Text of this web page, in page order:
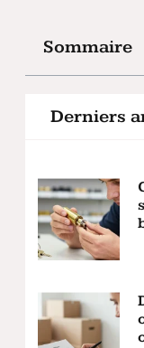
Sommaire
Derniers